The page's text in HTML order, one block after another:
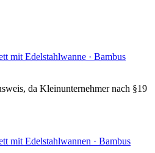
mit Edelstahlwanne · Bambus
da Kleinunternehmer nach §19
mit Edelstahlwannen · Bambus